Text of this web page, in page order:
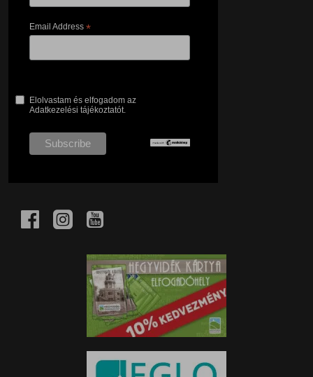
Email Address *
Elolvastam és elfogadom az
Adatkezelési tájékoztatót.